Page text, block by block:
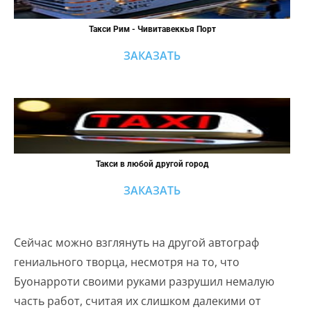
Такси Рим - Чивитавеккья Порт
ЗАКАЗАТЬ
Такси в любой другой город
ЗАКАЗАТЬ
Сейчас можно взглянуть на другой автограф
гениального творца, несмотря на то, что
Буонарроти своими руками разрушил немалую
часть работ, считая их слишком далекими от